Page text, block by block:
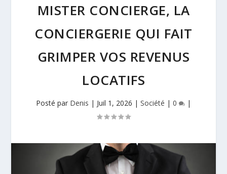
MISTER CONCIERGE, LA
CONCIERGERIE QUI FAIT
GRIMPER VOS REVENUS
LOCATIFS
Posté par Denis | Juil 1, 2026 | Société | 0 |